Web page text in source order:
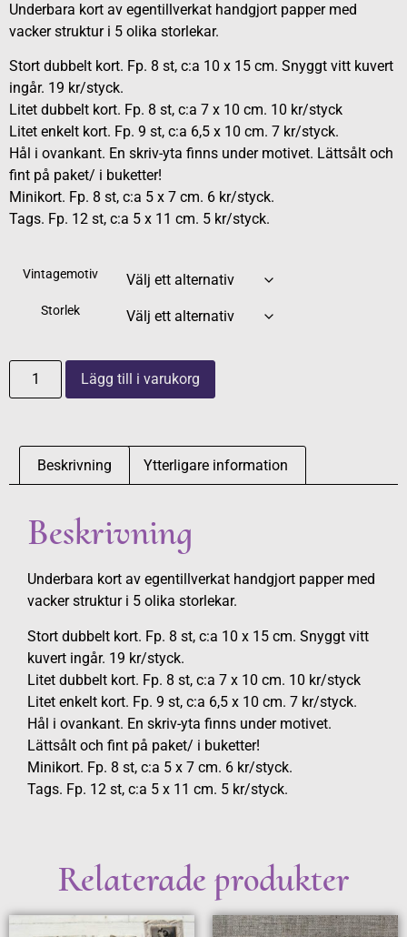
Underbara kort av egentillverkat handgjort papper med
vacker struktur i 5 olika storlekar.
Stort dubbelt kort. Fp. 8 st, c:a 10 x 15 cm. Snyggt vitt kuvert
ingår. 19 kr/styck.
Litet dubbelt kort. Fp. 8 st, c:a 7 x 10 cm. 10 kr/styck
Litet enkelt kort. Fp. 9 st, c:a 6,5 x 10 cm. 7 kr/styck.
Hål i ovankant. En skriv-yta finns under motivet. Lättsålt och
fint på paket/ i buketter!
Minikort. Fp. 8 st, c:a 5 x 7 cm. 6 kr/styck.
Tags. Fp. 12 st, c:a 5 x 11 cm. 5 kr/styck.
Vintagemotiv
Storlek
Lägg till i varukorg
Beskrivning Ytterligare information
Beskrivning
Underbara kort av egentillverkat handgjort papper med
vacker struktur i 5 olika storlekar.
Stort dubbelt kort. Fp. 8 st, c:a 10 x 15 cm. Snyggt vitt
kuvert ingår. 19 kr/styck.
Litet dubbelt kort. Fp. 8 st, c:a 7 x 10 cm. 10 kr/styck
Litet enkelt kort. Fp. 9 st, c:a 6,5 x 10 cm. 7 kr/styck.
Hål i ovankant. En skriv-yta finns under motivet.
Lättsålt och fint på paket/ i buketter!
Minikort. Fp. 8 st, c:a 5 x 7 cm. 6 kr/styck.
Tags. Fp. 12 st, c:a 5 x 11 cm. 5 kr/styck.
Relaterade produkter